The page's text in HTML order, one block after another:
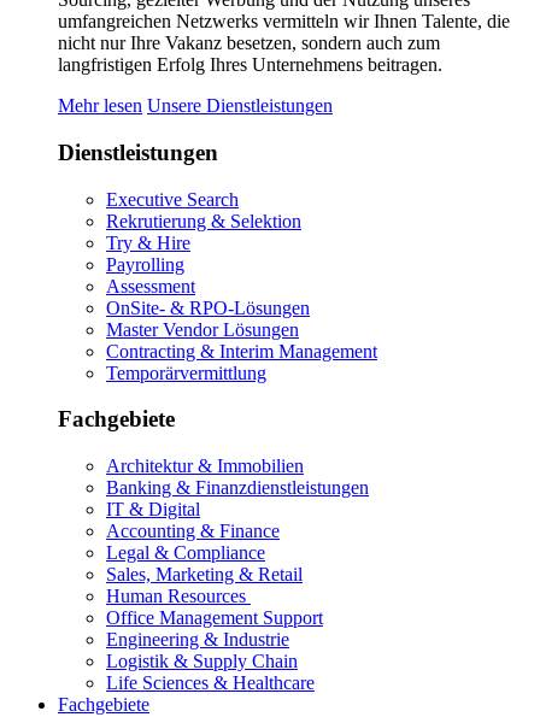
umfangreichen Netzwerks vermitteln wir Ihnen Talente, die
nicht nur Ihre Vakanz besetzen, sondern auch zum
langfristigen Erfolg Ihres Unternehmens beitragen.
Mehr lesen Unsere Dienstleistungen
Dienstleistungen
Executive Search
Rekrutierung & Selektion
Try & Hire
Payrolling
Assessment
OnSite- & RPO-Lösungen
Master Vendor Lösungen
Contracting & Interim Management
Temporärvermittlung
Fachgebiete
Architektur & Immobilien
Banking & Finanzdienstleistungen
IT & Digital
Accounting & Finance
Legal & Compliance
Sales, Marketing & Retail
Human Resources
Office Management Support
Engineering & Industrie
Logistik & Supply Chain
Life Sciences & Healthcare
Fachgebiete